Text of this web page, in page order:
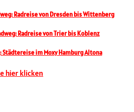
Radreise von Dresden bis Wittenberg
Radreise von Trier bis Koblenz
Städtereise im Moxy Hamburg Altona
hier klicken